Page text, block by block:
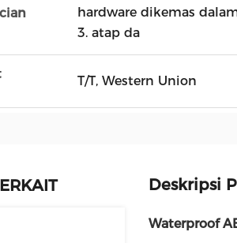
hardware dikemas
3. atap da
T/T, Western Union
Deskripsi
Waterproof